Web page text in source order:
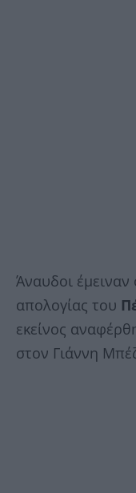
Άναυδοι έμειναν
απολογίας του
εκείνος
στον Γιάννη